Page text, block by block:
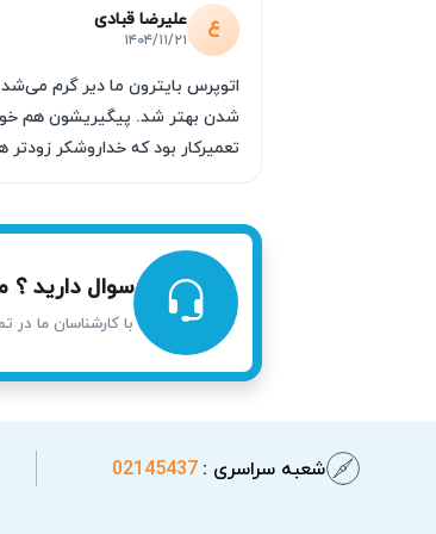
علائم رایج خرابی اتو پرس
اتو پرس بایتروندر صورت بروز
قطعات مهم دستگاه جلوگیری
علائم خرابی اتوپرس بایترون :
ع علیرضا قبادی
۱۴۰۴/۱۱/۲۱
اتوپرس بایترون ما دیر گرم
شدن بهتر شد. پیگیریشون هم
تعمیرکار بود که خداروشکر
سوال دارید ؟
با کارشناسان ما در
شعبه سراسری :02145437